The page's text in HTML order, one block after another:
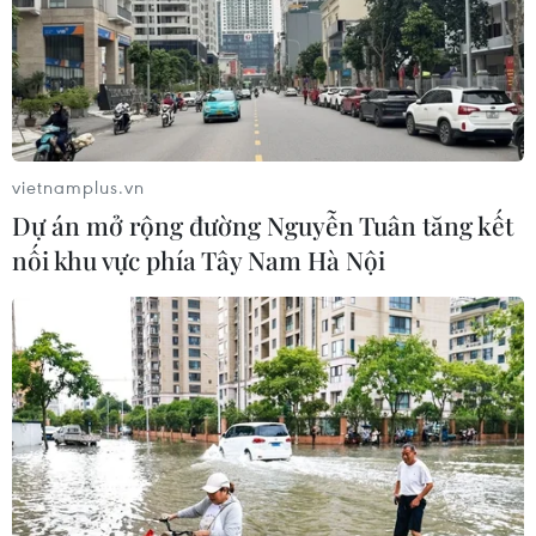
Hiệp định EVFTA mang lại nhiều cơ hội
đầu tư thương mại mới
04/09/2020 22:57
vietnamplus.vn
Dự án mở rộng đường Nguyễn Tuân tăng kết
nối khu vực phía Tây Nam Hà Nội